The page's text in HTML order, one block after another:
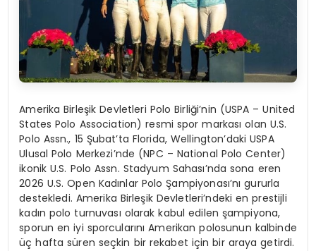
Amerika Birleşik Devletleri Polo Birliği’nin (USPA – United
States Polo Association) resmi spor markası olan U.S.
Polo Assn., 15 Şubat’ta Florida, Wellington’daki USPA
Ulusal Polo Merkezi’nde (NPC – National Polo Center)
ikonik U.S. Polo Assn. Stadyum Sahası’nda sona eren
2026 U.S. Open Kadınlar Polo Şampiyonası’nı gururla
destekledi. Amerika Birleşik Devletleri’ndeki en prestijli
kadın polo turnuvası olarak kabul edilen şampiyona,
sporun en iyi sporcularını Amerikan polosunun kalbinde
üç hafta süren seçkin bir rekabet için bir araya getirdi.